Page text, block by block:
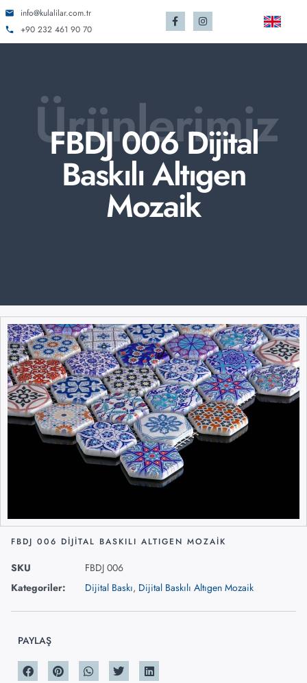
info@kulalilar.com.tr
+90 232 461 90 70
Ürünlerimiz
FBDJ 006 Dijital
Baskılı Altıgen
Mozaik
FBDJ 006 DIJITAL BASKILI ALTIGEN MOZAIK
SKU
FBDJ 006
Kategoriler:
Dijital Baskı, Dijital Baskılı Altıgen Mozaik
PAYLAŞ